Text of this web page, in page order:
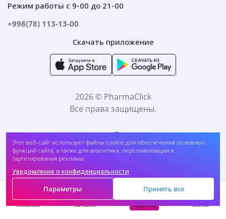
Этот веб-сайт использует файлы cookie для обеспечения основных
функций сайта, а также для аналитики, персонализации и
таргетирования рекламы.
Уведомление о конфиденциальности
Параметры Принять все
Режим работы с 9-00 до 21-00
+998(78) 113-13-00
Скачать приложение
2026 © PharmaClick
Все права защищены.
Принимаем к оплате:
Главная Каталог Корзина Меню